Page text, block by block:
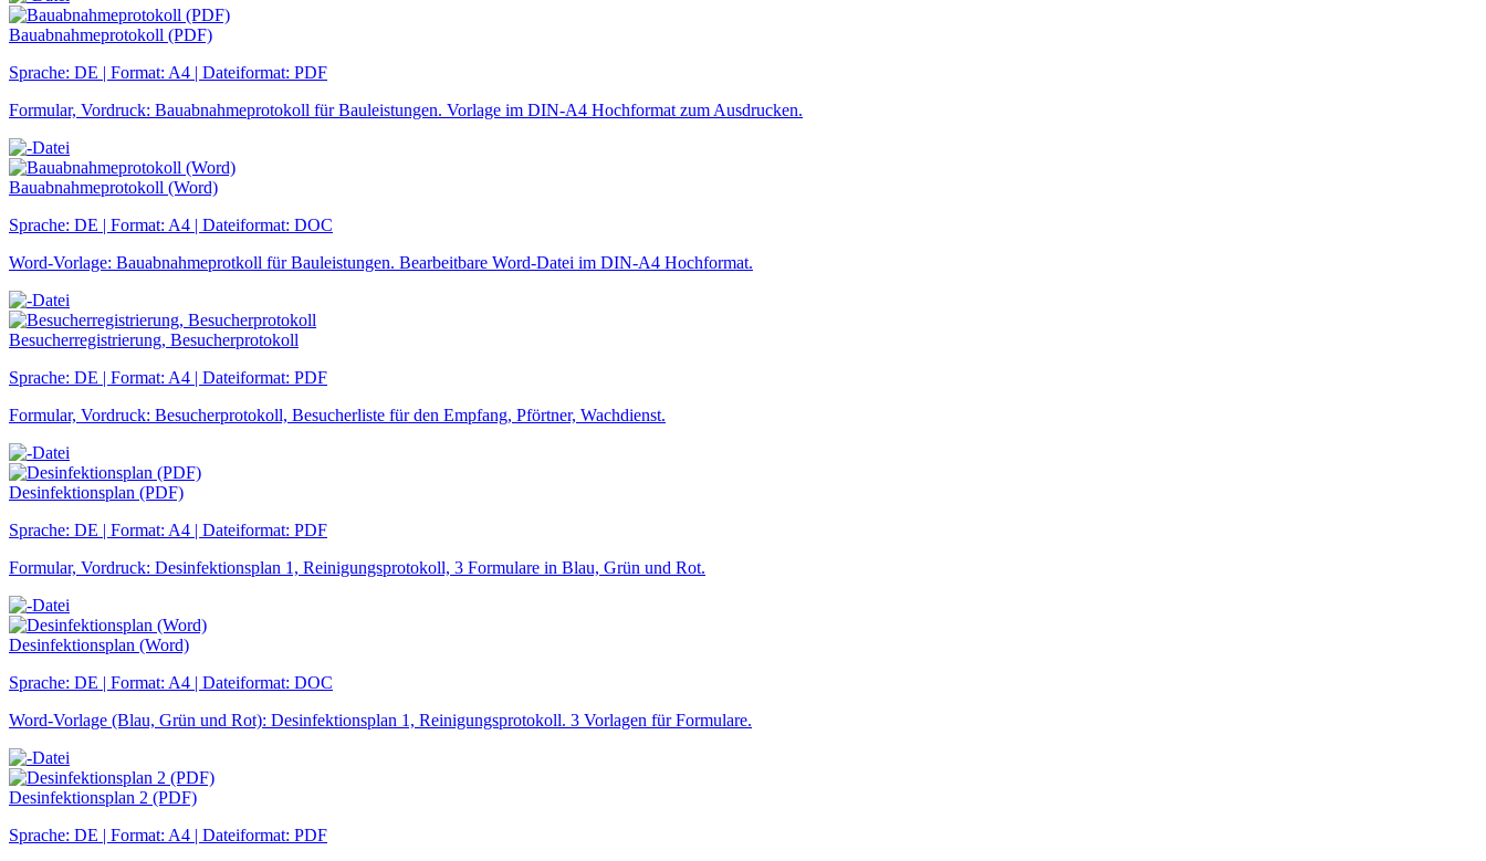
Bauabnahmeprotokoll (PDF)
Sprache: DE | Format: A4 | Dateiformat: PDF
Formular, Vordruck: Bauabnahmeprotokoll für Bauleistungen. Vorlage im DIN-A4 Hochformat zum Ausdrucken.
Bauabnahmeprotokoll (Word)
Sprache: DE | Format: A4 | Dateiformat: DOC
Word-Vorlage: Bauabnahmeprotkoll für Bauleistungen. Bearbeitbare Word-Datei im DIN-A4 Hochformat.
Besucherregistrierung, Besucherprotokoll
Sprache: DE | Format: A4 | Dateiformat: PDF
Formular, Vordruck: Besucherprotokoll, Besucherliste für den Empfang, Pförtner, Wachdienst.
Desinfektionsplan (PDF)
Sprache: DE | Format: A4 | Dateiformat: PDF
Formular, Vordruck: Desinfektionsplan 1, Reinigungsprotokoll, 3 Formulare in Blau, Grün und Rot.
Desinfektionsplan (Word)
Sprache: DE | Format: A4 | Dateiformat: DOC
Word-Vorlage (Blau, Grün und Rot): Desinfektionsplan 1, Reinigungsprotokoll. 3 Vorlagen für Formulare.
Desinfektionsplan 2 (PDF)
Sprache: DE | Format: A4 | Dateiformat: PDF